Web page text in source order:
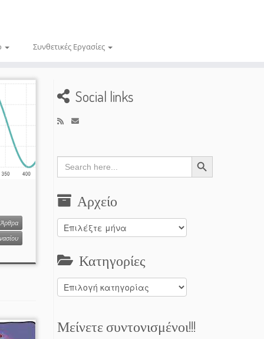
Συνθετικές Εργασίες
Άρθρα
Social links
Search
for:
Search Button
Αρχείο
Αρχείο
Κατηγορίες
Κατηγορίες
Μείνετε συντονισμένοι!!!